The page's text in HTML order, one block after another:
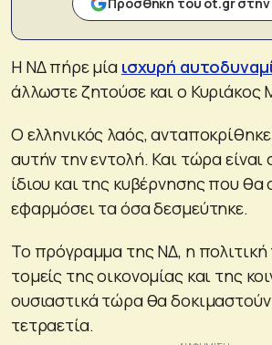
Η ΝΔ πήρε μία ισχυρή
άλλωστε ζητούσε και ο Κυριάκος
Ο ελληνικός λαός,
αυτήν την εντολή. Και τώρα είναι
ίδιου και της κυβέρνησης που θα
εφαρμόσει τα όσα δεσμεύτηκε.
Το πρόγραμμα της ΝΔ, η
τομείς της οικονομίας και της
ουσιαστικά τώρα θα
τετραετία.